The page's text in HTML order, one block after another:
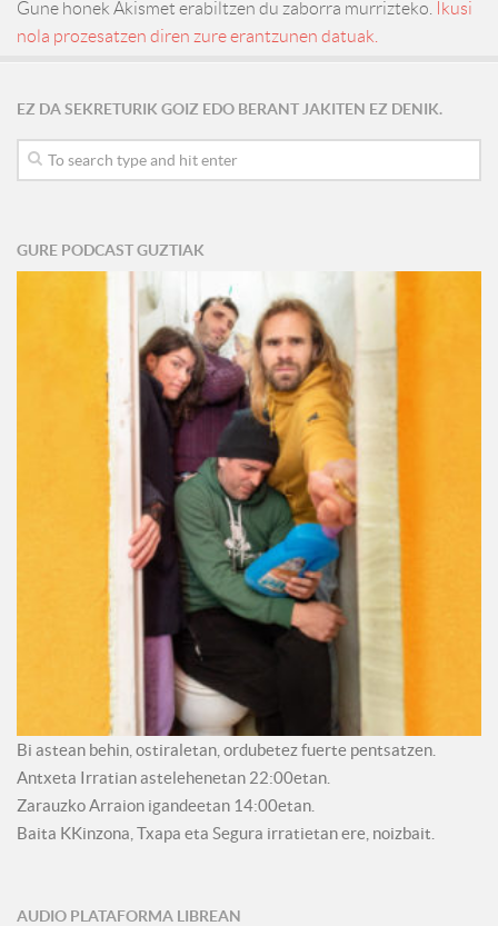
Gune honek Akismet erabiltzen du zaborra murrizteko.
Ikusi
nola prozesatzen diren zure erantzunen datuak.
EZ DA SEKRETURIK GOIZ EDO BERANT JAKITEN EZ DENIK.
GURE PODCAST GUZTIAK
Bi astean behin, ostiraletan, ordubetez fuerte pentsatzen.
Antxeta Irratian astelehenetan 22:00etan.
Zarauzko Arraion igandeetan 14:00etan.
Baita KKinzona, Txapa eta Segura irratietan ere, noizbait.
AUDIO PLATAFORMA LIBREAN